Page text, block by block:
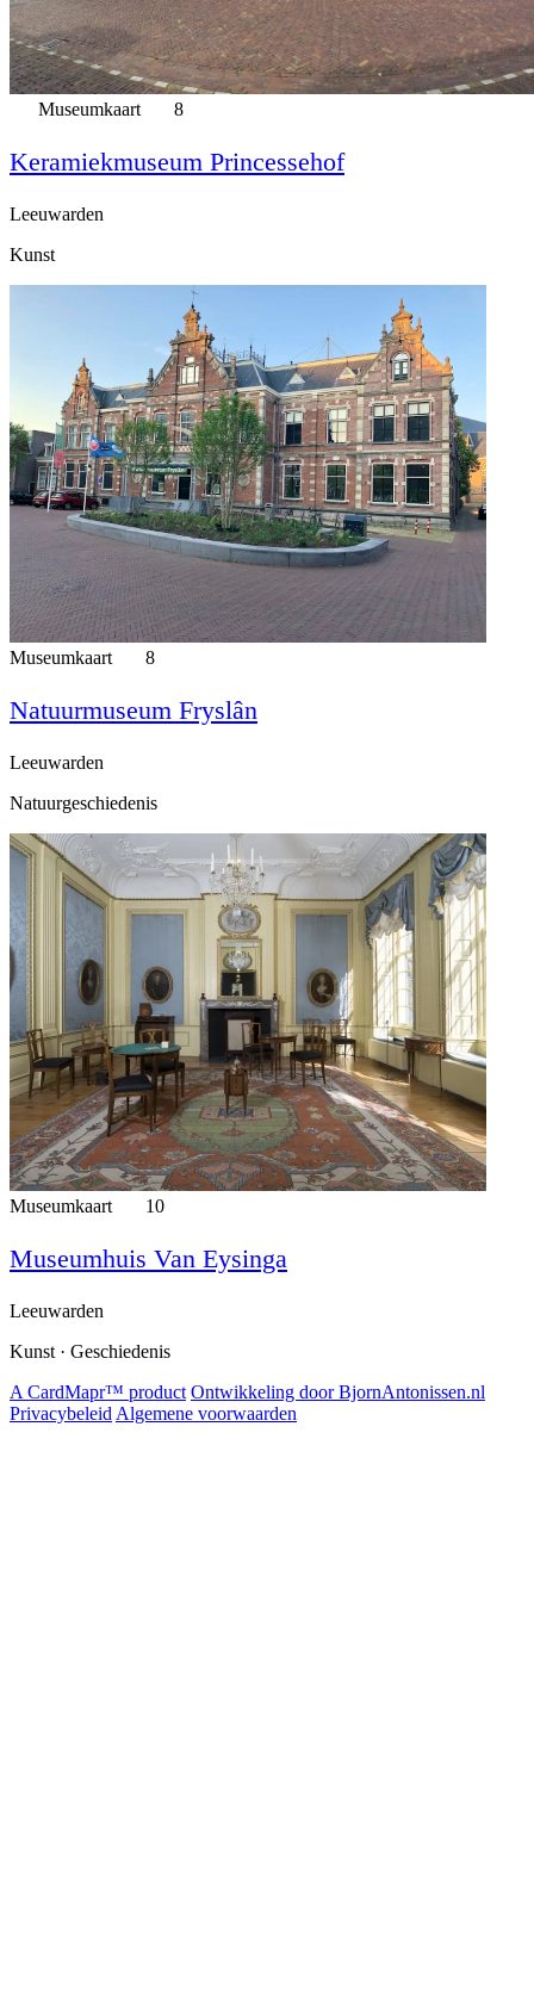
Museumkaart 8
Keramiekmuseum Princessehof
Leeuwarden
Kunst
Museumkaart 8
Natuurmuseum Fryslân
Leeuwarden
Natuurgeschiedenis
Museumkaart 10
Museumhuis Van Eysinga
Leeuwarden
Kunst · Geschiedenis
A CardMapr™ product Ontwikkeling door BjornAntonissen.nl
Privacybeleid Algemene voorwaarden